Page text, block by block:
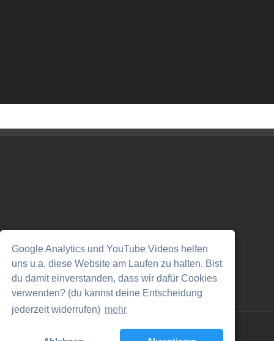
Google Analytics und YouTube Videos helfen
uns u.a. diese Website am Laufen zu halten. Bist
du damit einverstanden, dass wir dafür Cookies
verwenden? (du kannst deine Entscheidung
jederzeit widerrufen) mehr
Copyright © burnletics | All Rights Reserved |Impressum